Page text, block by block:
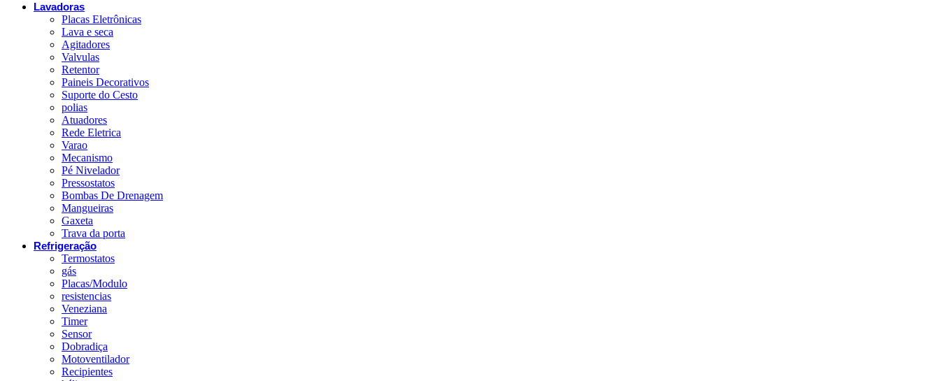
Lavadoras
Placas Eletrônicas
Lava e seca
Agitadores
Valvulas
Retentor
Paineis Decorativos
Suporte do Cesto
polias
Atuadores
Rede Eletrica
Varao
Mecanismo
Pé Nivelador
Pressostatos
Bombas De Drenagem
Mangueiras
Gaxeta
Trava da porta
Refrigeração
Termostatos
gás
Placas/Modulo
resistencias
Veneziana
Timer
Sensor
Dobradiça
Motoventilador
Recipientes